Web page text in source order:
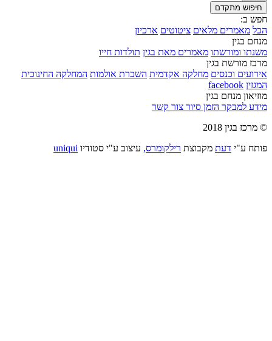
חיפוש מתקדם
חפש ב:
הכל מאמרים מלאים ציטוטים ארכיון
מנחם בגין
משנתו ומורשתו מאמרים מאת בגין תולדות חייו
מרכז מורשת בגין
אירועים וכנסים מחלקה אקדמית השכרת אולמות המחלקה החינוכית
המגזין facebook
מוזיאון מנחם בגין
מידע למבקר הזמן סיור צור קשר
© מרכז בגין 2018
פותח ע"י דעת מקבוצת רילקומרס, עיצוב ע"י סטודיו uniqui